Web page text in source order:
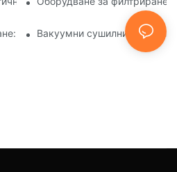
Приложения в химическата и
Вакуумни сушилни с